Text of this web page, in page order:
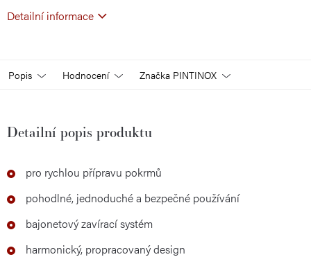
Detailní informace
Popis Hodnocení Značka PINTINOX
Detailní popis produktu
pro rychlou přípravu pokrmů
pohodlné, jednoduché a bezpečné používání
bajonetový zavírací systém
harmonický, propracovaný design